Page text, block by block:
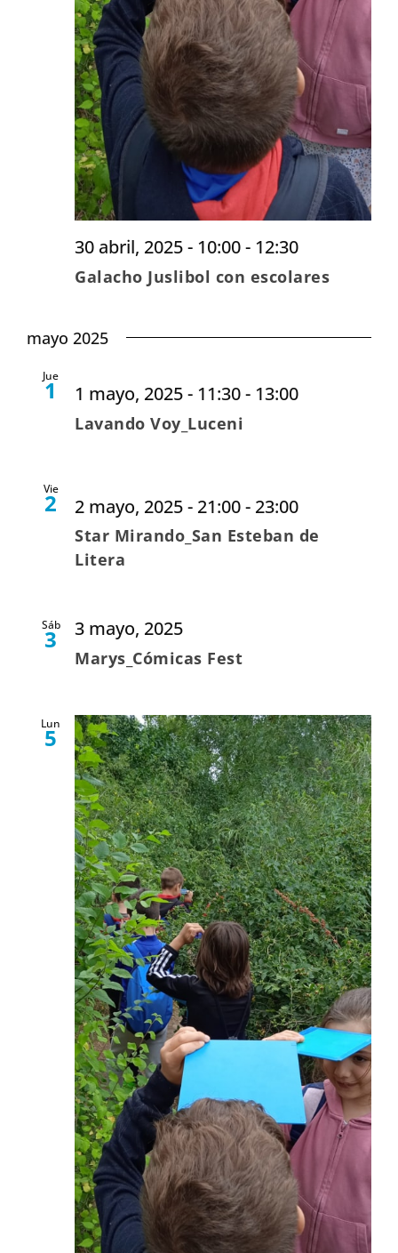
30 abril, 2025 - 10:00- 12:30
Galacho Juslibol con escolares
mayo 2025
Jue
1 1 mayo, 2025 - 11:30- 13:00
Lavando Voy_Luceni
Vie
2 2 mayo, 2025 - 21:00- 23:00
Star Mirando_San Esteban de
Litera
Sáb
3 3 mayo, 2025
Marys_Cómicas Fest
Lun
5